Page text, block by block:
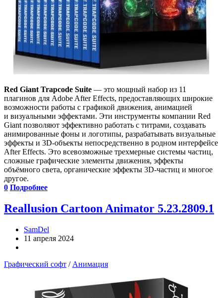
Red Giant Trapcode Suite — это мощный набор из 11
плагинов для Adobe After Effects, предоставляющих широкие
возможности работы с графикой движения, анимацией
и визуальными эффектами. Эти инструменты компании Red
Giant позволяют эффективно работать с титрами, создавать
анимированные фоны и логотипы, разрабатывать визуальные
эффекты и 3D-объекты непосредственно в родном интерфейсе
After Effects. Это всевозможные трехмерные системы частиц,
сложные графические элементы движения, эффекты
объёмного света, органические эффекты 3D-частиц и многое
другое.
0 Подробнее
Reallusion Cartoon Animator 5.23.2809.1
SamDel
11 апреля 2024
Графический софт / Анимация